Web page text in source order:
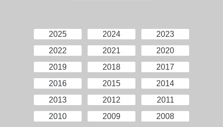
2025 2024
2023
2022
2021
2020
2019
2018
2017
2016
2015
2014
2013
2012
2011
2010
2009
2008